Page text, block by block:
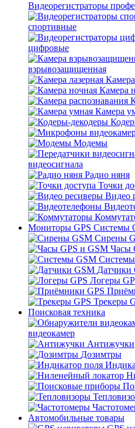
Видеорегистраторы
спортивные
цифровые
взрывозащищенная
Камера
Камера
Модемы
видеосигнала
Радио няня
Точки
Видео
Мониторы GPS Системы
Сирены
Часы
Датчики
Логеры
Трекеры
Поисковая техника
видеокамер
Антижучки
Дозимтры
Автомобильные товары